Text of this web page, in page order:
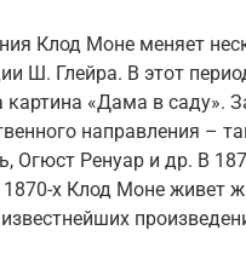
Клод Моне меняет
Ш. Глейра. В этот
«Дама в саду».
направления –
Огюст Ренуар и др. В
х Клод Моне живет